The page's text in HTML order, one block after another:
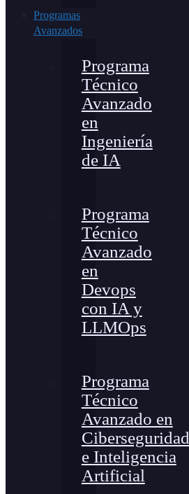
Programas
Avanzados
Programa
Técnico
Avanzado
en
Ingeniería
de IA
Programa
Técnico
Avanzado
en
Devops
con IA y
LLMOps
Programa
Técnico
Avanzado en
Ciberseguridad
e Inteligencia
Artificial